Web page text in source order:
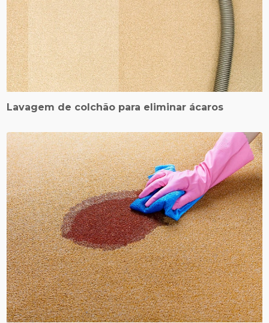
Lavagem de colchão para eliminar ácaros